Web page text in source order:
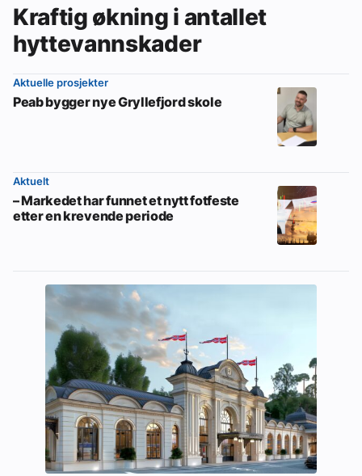
Kraftig økning i antallet
hyttevannskader
Aktuelle prosjekter
Peab bygger nye Gryllefjord skole
Aktuelt
– Markedet har funnet et nytt fotfeste
etter en krevende periode